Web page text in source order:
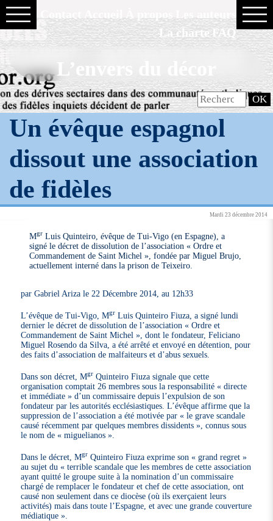
La charte FAQ
L’envers du décor
Un évêque espagnol
dissout une association
de fidèles
Mardi 23 décembre 2014
Mgr Luis Quinteiro, évêque de Tui-Vigo (en Espagne), a
signé le décret de dissolution de l’association « Ordre et
Commandement de Saint Michel », fondée par Miguel Brujo,
actuellement interné dans la prison de Teixeiro.
par Gabriel Ariza le 22 Décembre 2014, au 12h33
L’évêque de Tui-Vigo, Mgr Luis Quinteiro Fiuza, a signé lundi
dernier le décret de dissolution de l’association « Ordre et
Commandement de Saint Michel », dont le fondateur, Feliciano
Miguel Rosendo da Silva, a été arrêté et envoyé en détention, pour
des faits d’association de malfaiteurs et d’abus sexuels.
Dans son décret, Mgr Quinteiro Fiuza signale que cette
organisation comptait 26 membres sous la responsabilité « directe
et immédiate » d’un commissaire depuis l’expulsion de son
fondateur par les autorités ecclésiastiques. L’évêque affirme que la
suppression de l’association a été motivée par « le grave scandale
causé récemment par quelques membres dissidents », connus sous
le nom de « miguelianos ».
Dans le décret, Mgr Quinteiro Fiuza exprime son « grand regret »
au sujet du « terrible scandale que les membres de cette association
ayant quitté le groupe suite à la nomination d’un commissaire
chargé de remplacer le fondateur et chef de cette association, ont
causé non seulement dans ce diocèse (où ils exerçaient leurs
activités) mais dans toute l’Espagne, et avec une grande couverture
médiatique ».